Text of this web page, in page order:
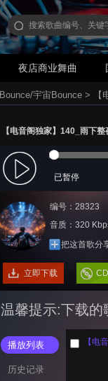
夜店商业舞曲
Bounce/宇宙Bounce >
【电音阁独家】140_雨下
已暂停
编号：28323
音质：320
把这首歌分
立即下载
温馨提示:下载的
播放列表
历史记录
【电